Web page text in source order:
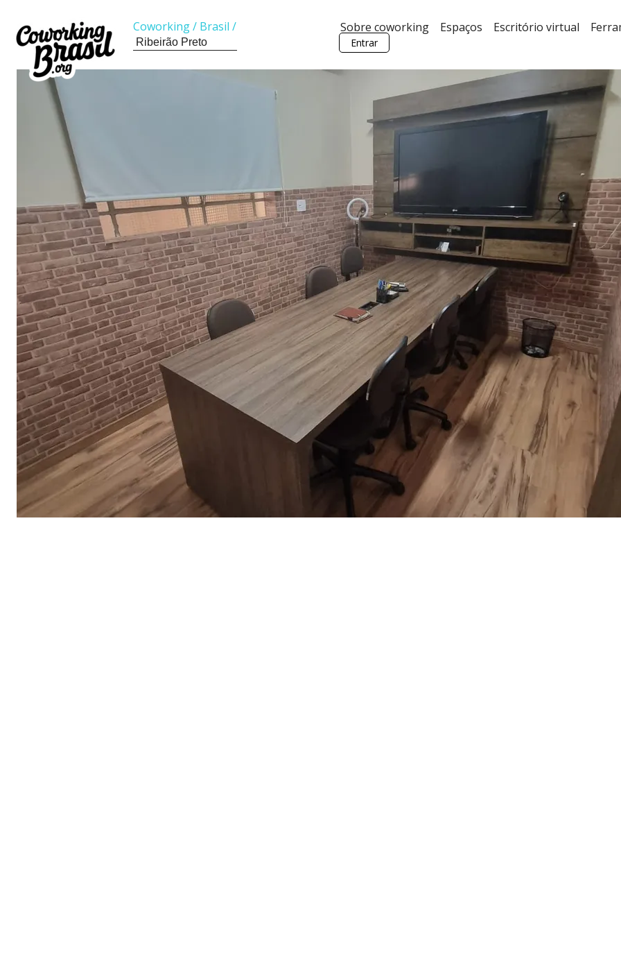
Sobre coworking Espaços Escritório virtual
Entrar
Coworking/ Brasil /